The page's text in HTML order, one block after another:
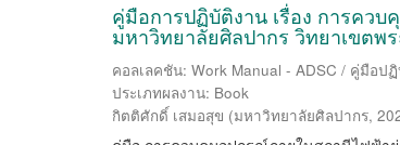
คู่มือการปฏิบัติงาน เรื่อง การคว
มหาวิทยาลัยศิลปากร วิทยาเขตพ
คอลเลคชัน: Work Manual - ADSC / คู่มือป
ประเภทผลงาน: Book
กิตติศักดิ์ เสมอสุข (มหาวิทยาลัยศิลปากร,